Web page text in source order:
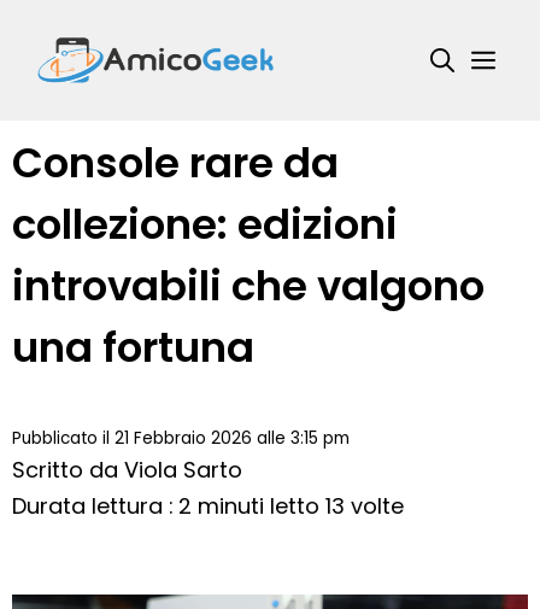
contenuto
Console rare da
collezione: edizioni
introvabili che valgono
una fortuna
Pubblicato il 21 Febbraio 2026 alle 3:15 pm
Scritto da Viola Sarto
Durata lettura : 2 minuti letto 13 volte